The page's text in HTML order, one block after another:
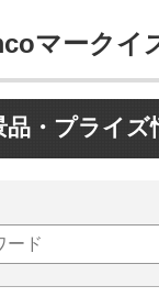
マークイ
品・プライズ